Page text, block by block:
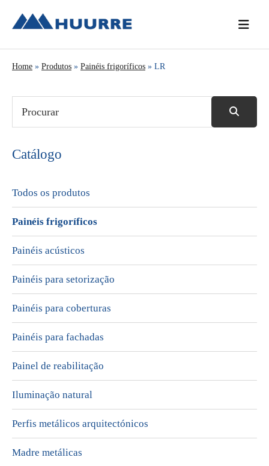
para
menu
content
para
barra
principal
Home » Produtos » Painéis frigoríficos » LR
Catálogo
Todos os produtos
Painéis frigoríficos
Painéis acústicos
Painéis para setorização
Painéis para coberturas
Painéis para fachadas
Painel de reabilitação
Iluminação natural
Perfis metálicos arquitectónicos
Madre metálicas